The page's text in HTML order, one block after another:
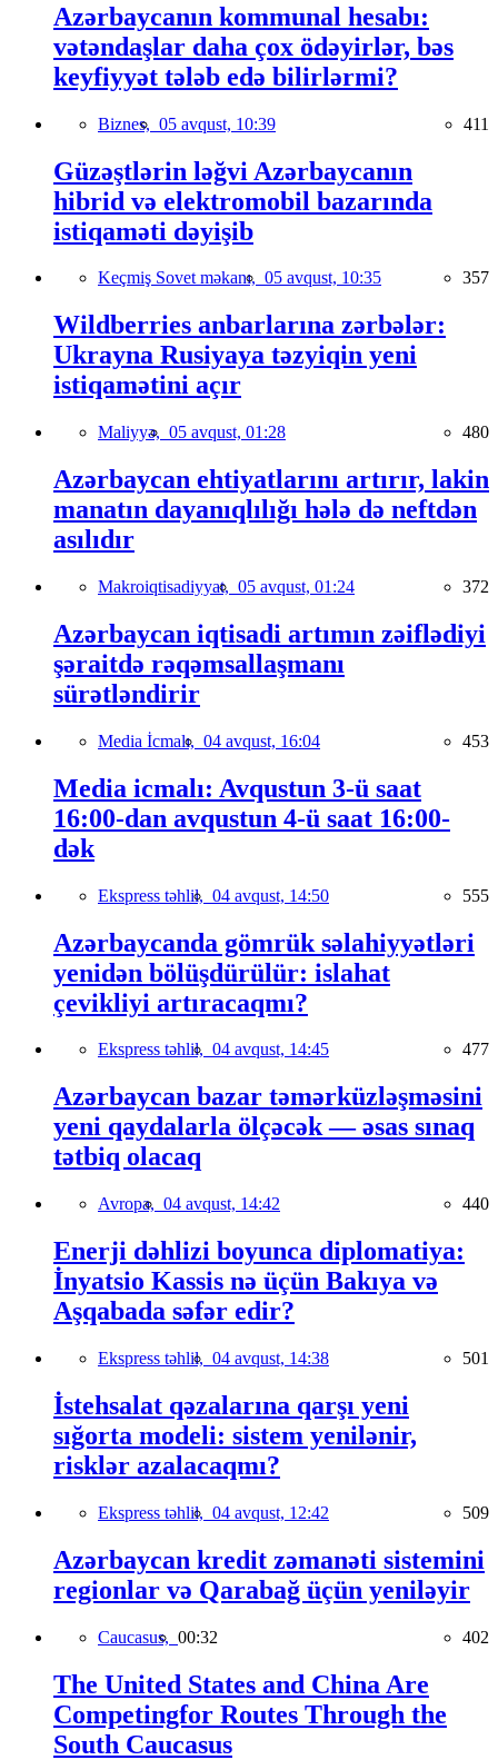
Azərbaycanın kommunal hesabı:
vətəndaşlar daha çox ödəyirlər, bəs
keyfiyyət tələb edə bilirlərmi?
Biznes, 05 avqust, 10:39 411
Güzəştlərin ləğvi Azərbaycanın
hibrid və elektromobil bazarında
istiqaməti dəyişib
Keçmiş Sovet məkanı, 05 avqust, 10:35 357
Wildberries anbarlarına zərbələr:
Ukrayna Rusiyaya təzyiqin yeni
istiqamətini açır
Maliyyə, 05 avqust, 01:28 480
Azərbaycan ehtiyatlarını artırır, lakin
manatın dayanıqlılığı hələ də neftdən
asılıdır
Makroiqtisadiyyat, 05 avqust, 01:24 372
Azərbaycan iqtisadi artımın zəiflədiyi
şəraitdə rəqəmsallaşmanı
sürətləndirir
Media İcmalı, 04 avqust, 16:04 453
Media icmalı: Avqustun 3-ü saat
16:00-dan avqustun 4-ü saat 16:00-
dək
Ekspress təhlil, 04 avqust, 14:50 555
Azərbaycanda gömrük səlahiyyətləri
yenidən bölüşdürülür: islahat
çevikliyi artıracaqmı?
Ekspress təhlil, 04 avqust, 14:45 477
Azərbaycan bazar təmərküzləşməsini
yeni qaydalarla ölçəcək — əsas sınaq
tətbiq olacaq
Avropa, 04 avqust, 14:42 440
Enerji dəhlizi boyunca diplomatiya:
İnyatsio Kassis nə üçün Bakıya və
Aşqabada səfər edir?
Ekspress təhlil, 04 avqust, 14:38 501
İstehsalat qəzalarına qarşı yeni
sığorta modeli: sistem yenilənir,
risklər azalacaqmı?
Ekspress təhlil, 04 avqust, 12:42 509
Azərbaycan kredit zəmanəti sistemini
regionlar və Qarabağ üçün yeniləyir
Caucasus, 00:32 402
The United States and China Are
Competingfor Routes Through the
South Caucasus